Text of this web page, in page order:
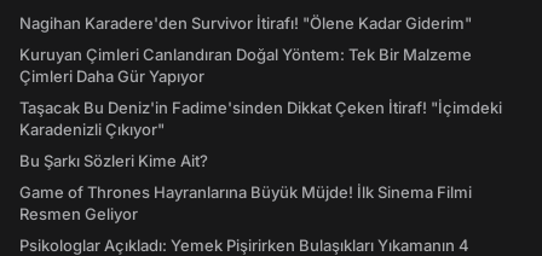
Nagihan Karadere'den Survivor İtirafı! "Ölene Kadar Giderim"
Kuruyan Çimleri Canlandıran Doğal Yöntem: Tek Bir Malzeme
Çimleri Daha Gür Yapıyor
Taşacak Bu Deniz'in Fadime'sinden Dikkat Çeken İtiraf! "İçimdeki
Karadenizli Çıkıyor"
Bu Şarkı Sözleri Kime Ait?
Game of Thrones Hayranlarına Büyük Müjde! İlk Sinema Filmi
Resmen Geliyor
Psikologlar Açıkladı: Yemek Pişirirken Bulaşıkları Yıkamanın 4